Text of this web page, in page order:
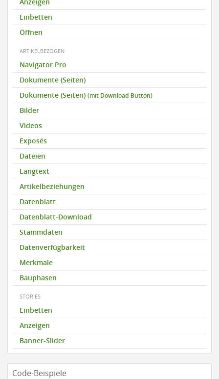
Einbetten
Öffnen
ARTIKELBEZOGEN
Navigator Pro
Dokumente (Seiten)
Dokumente (Seiten) (mit Download-Button)
Bilder
Videos
Exposés
Dateien
Langtext
Artikelbeziehungen
Datenblatt
Datenblatt-Download
Stammdaten
Datenverfügbarkeit
Merkmale
Bauphasen
STORIES
Einbetten
Anzeigen
Banner-Slider
Code-Beispiele